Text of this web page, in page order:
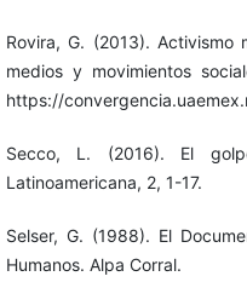
Rovira, G. (2013).
medios y movimientos
https://
Secco, L. (2016). El
Latinoamericana, 2, 1-17.
Selser, G. (1988). El
Humanos. Alpa Corral.